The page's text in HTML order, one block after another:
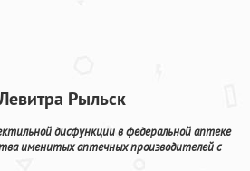
Рыльск
дисфункции в федеральной аптеке
именитых аптечных производителей с